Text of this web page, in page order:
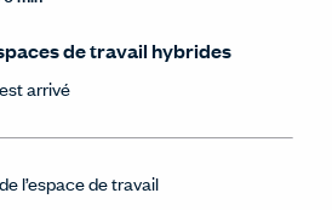
de travail hybrides
arrivé
l’espace de travail